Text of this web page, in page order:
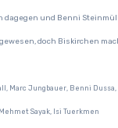
dagegen und Benni
doch Biskirchen
Marc Jungbauer, Benni
Sayak, Isi Tuerkmen